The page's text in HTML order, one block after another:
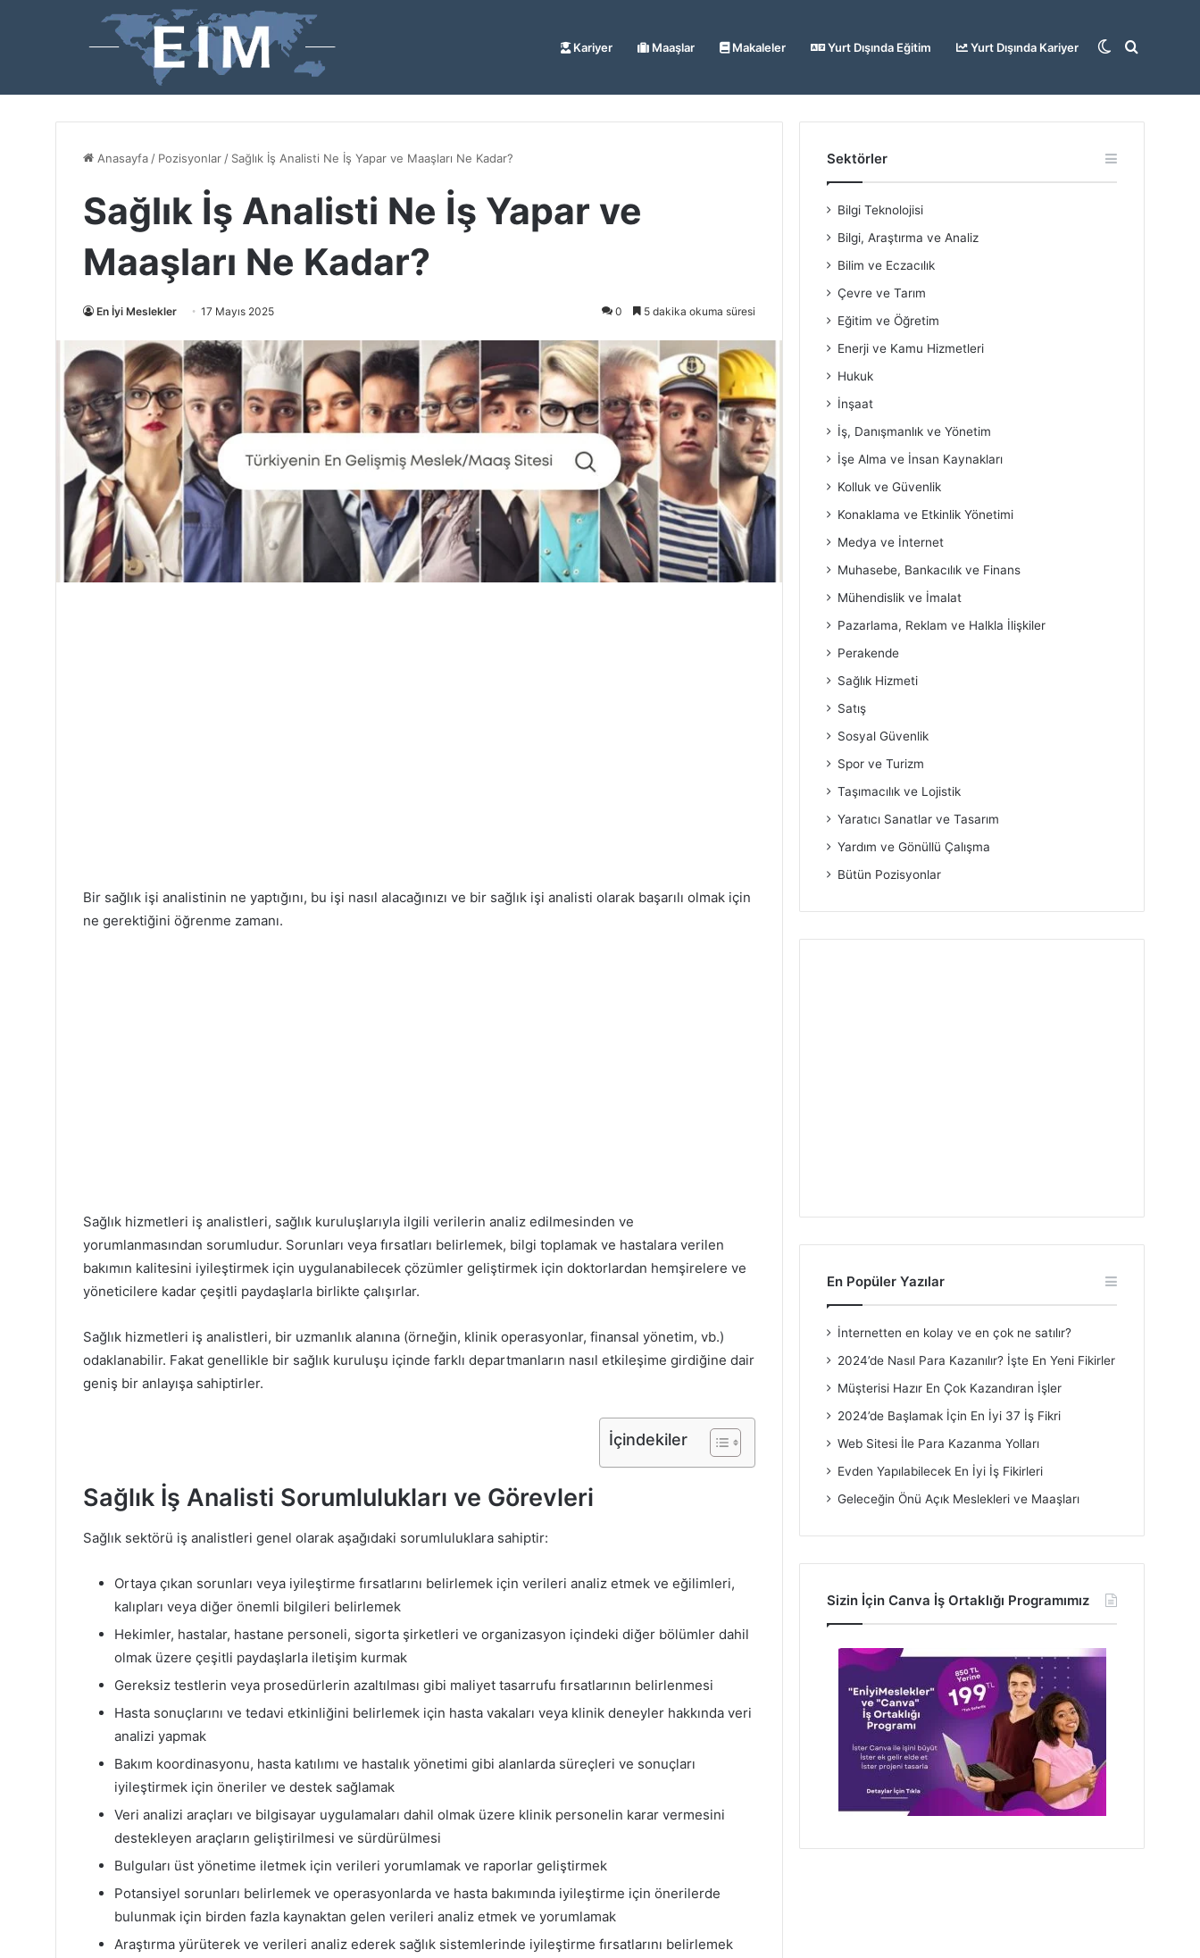
Kariyer Maaşlar Makaleler Yurt Dışında Eğitim Yurt Dışında Kariyer Arama
Dış
Anasayfa / Pozisyonlar / Sağlık İş Analisti Ne İş Yapar ve Maaşları Ne Kadar?
Sağlık İş Analisti Ne İş Yapar ve
Maaşları Ne Kadar?
En İyi Meslekler 17 Mayıs 2025 0 5 dakika okuma süresi
Bir sağlık işi analistinin ne yaptığını, bu işi nasıl alacağınızı ve bir sağlık işi analisti olarak başarılı olmak için
ne gerektiğini öğrenme zamanı.
Sağlık hizmetleri iş analistleri, sağlık kuruluşlarıyla ilgili verilerin analiz edilmesinden ve
yorumlanmasından sorumludur. Sorunları veya fırsatları belirlemek, bilgi toplamak ve hastalara verilen
bakımın kalitesini iyileştirmek için uygulanabilecek çözümler geliştirmek için doktorlardan hemşirelere ve
yöneticilere kadar çeşitli paydaşlarla birlikte çalışırlar.
Sağlık hizmetleri iş analistleri, bir uzmanlık alanına (örneğin, klinik operasyonlar, finansal yönetim, vb.)
odaklanabilir. Fakat genellikle bir sağlık kuruluşu içinde farklı departmanların nasıl etkileşime girdiğine dair
geniş bir anlayışa sahiptirler.
İçindekiler
Sağlık İş Analisti Sorumlulukları ve Görevleri
Sağlık sektörü iş analistleri genel olarak aşağıdaki sorumluluklara sahiptir:
Ortaya çıkan sorunları veya iyileştirme fırsatlarını belirlemek için verileri analiz etmek ve eğilimleri,
kalıpları veya diğer önemli bilgileri belirlemek
Hekimler, hastalar, hastane personeli, sigorta şirketleri ve organizasyon içindeki diğer bölümler dahil
olmak üzere çeşitli paydaşlarla iletişim kurmak
Gereksiz testlerin veya prosedürlerin azaltılması gibi maliyet tasarrufu fırsatlarının belirlenmesi
Hasta sonuçlarını ve tedavi etkinliğini belirlemek için hasta vakaları veya klinik deneyler hakkında veri
analizi yapmak
Bakım koordinasyonu, hasta katılımı ve hastalık yönetimi gibi alanlarda süreçleri ve sonuçları
iyileştirmek için öneriler ve destek sağlamak
Veri analizi araçları ve bilgisayar uygulamaları dahil olmak üzere klinik personelin karar vermesini
destekleyen araçların geliştirilmesi ve sürdürülmesi
Bulguları üst yönetime iletmek için verileri yorumlamak ve raporlar geliştirmek
Potansiyel sorunları belirlemek ve operasyonlarda ve hasta bakımında iyileştirme için önerilerde
bulunmak için birden fazla kaynaktan gelen verileri analiz etmek ve yorumlamak
Araştırma yürüterek ve verileri analiz ederek sağlık sistemlerinde iyileştirme fırsatlarını belirlemek
Sektörler
Bilgi Teknolojisi
Bilgi, Araştırma ve Analiz
Bilim ve Eczacılık
Çevre ve Tarım
Eğitim ve Öğretim
Enerji ve Kamu Hizmetleri
Hukuk
İnşaat
İş, Danışmanlık ve Yönetim
İşe Alma ve İnsan Kaynakları
Kolluk ve Güvenlik
Konaklama ve Etkinlik Yönetimi
Medya ve İnternet
Muhasebe, Bankacılık ve Finans
Mühendislik ve İmalat
Pazarlama, Reklam ve Halkla İlişkiler
Perakende
Sağlık Hizmeti
Satış
Sosyal Güvenlik
Spor ve Turizm
Taşımacılık ve Lojistik
Yaratıcı Sanatlar ve Tasarım
Yardım ve Gönüllü Çalışma
Bütün Pozisyonlar
En Popüler Yazılar
İnternetten en kolay ve en çok ne satılır?
2024’de Nasıl Para Kazanılır? İşte En Yeni Fikirler
Müşterisi Hazır En Çok Kazandıran İşler
2024’de Başlamak İçin En İyi 37 İş Fikri
Web Sitesi İle Para Kazanma Yolları
Evden Yapılabilecek En İyi İş Fikirleri
Geleceğin Önü Açık Meslekleri ve Maaşları
Sizin İçin Canva İş Ortaklığı Programımız